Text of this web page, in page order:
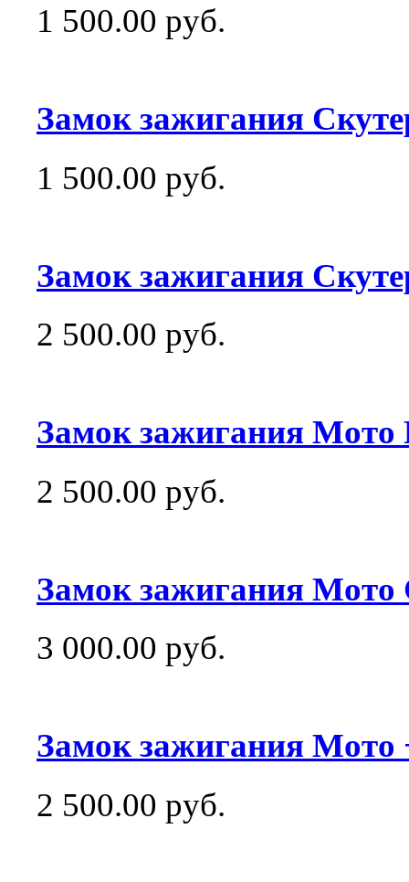
1 500.00 руб.
Замок зажигания
1 500.00 руб.
Замок зажигания
2 500.00 руб.
Замок зажигания
2 500.00 руб.
Замок зажигания
3 000.00 руб.
Замок зажигания
2 500.00 руб.